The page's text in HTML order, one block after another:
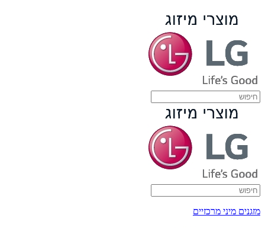
מזגנים מיני מרכזיים